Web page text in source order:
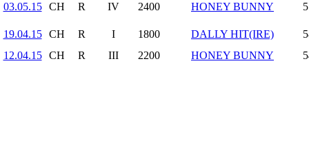
03.05.15
CH R IV 2400 HONEY BUNNY
19.04.15 CH R I 1800 DALLY HIT(IRE)
12.04.15
CH R III 2200 HONEY BUNNY